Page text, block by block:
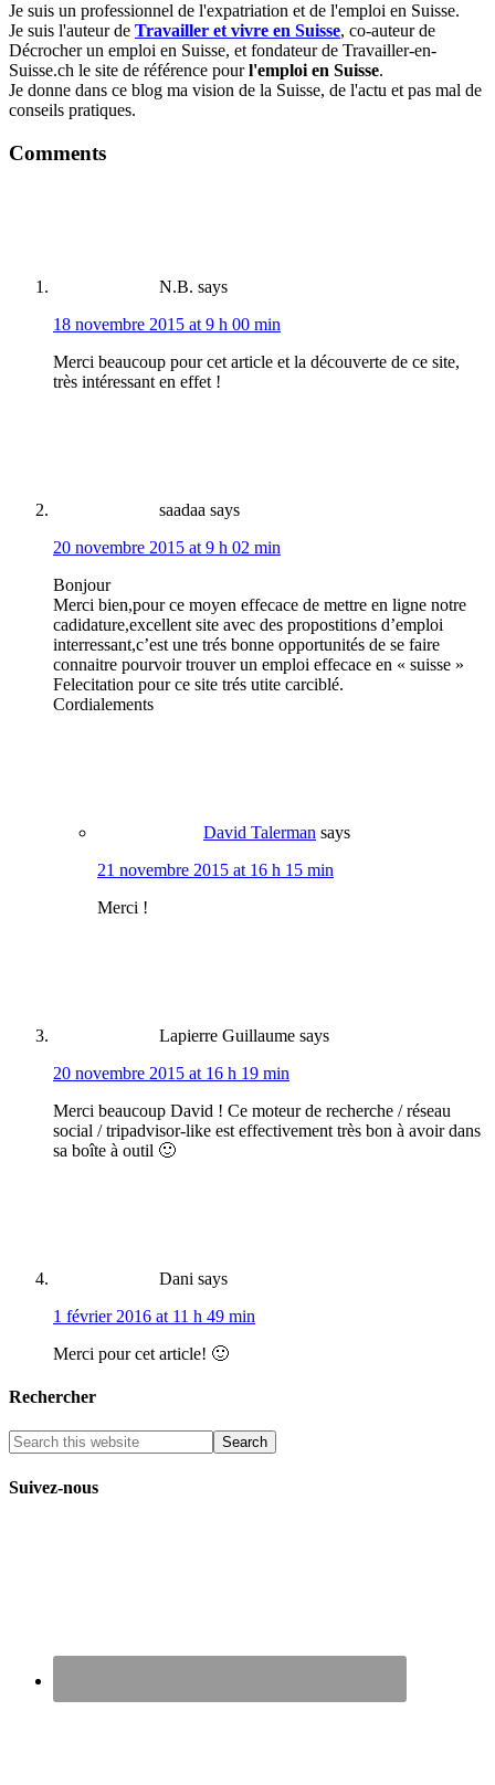
Je suis un professionnel de l'expatriation et de l'emploi en Suisse.
Je suis l'auteur de Travailler et vivre en Suisse, co-auteur de
Décrocher un emploi en Suisse, et fondateur de Travailler-en-
Suisse.ch le site de référence pourl'emploi en Suisse.
Je donne dans ce blog ma vision de la Suisse, de l'actu et pas mal de
conseils pratiques.
Comments
N.B. says
18 novembre 2015 at 9 h 00 min
Merci beaucoup pour cet article et la découverte de ce site,
très intéressant en effet !
saadaa says
20 novembre 2015 at 9 h 02 min
Bonjour
Merci bien,pour ce moyen effecace de mettre en ligne notre
cadidature,excellent site avec des propostitions d’emploi
interressant,c’est une trés bonne opportunités de se faire
connaitre pourvoir trouver un emploi effecace en « suisse »
Felecitation pour ce site trés utite carciblé.
Cordialements
David Talerman says
21 novembre 2015 at 16 h 15 min
Merci !
Lapierre Guillaume says
20 novembre 2015 at 16 h 19 min
Merci beaucoup David ! Ce moteur de recherche / réseau
social / tripadvisor-like est effectivement très bon à avoir dans
sa boîte à outil 🙂
Dani says
1 février 2016 at 11 h 49 min
Merci pour cet article! 🙂
Rechercher
Suivez-nous